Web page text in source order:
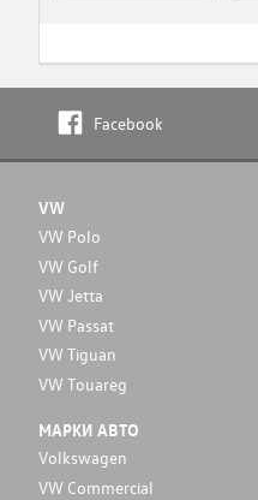
Facebook
VW
VW Polo
VW Golf
VW Jetta
VW Passat
VW Tiguan
VW Touareg
МАРКИ АВТО
Volkswagen
VW Commercial